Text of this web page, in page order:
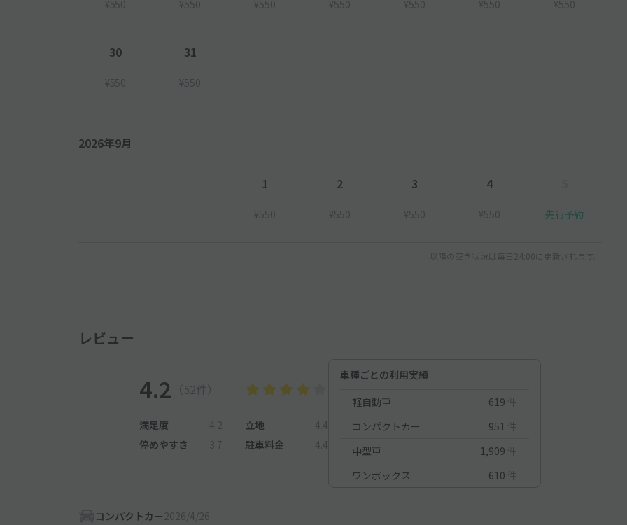
¥550 ¥550 ¥550 ¥550 ¥550 ¥550 ¥550
30
¥550
31
¥550
2026年9月
1
¥550
2
¥550
3
¥550
4
¥550 先行予約
以降の空き状況は毎日24:00に更新されます。
レビュー
4.2 （52件）
満足度 4.2 立地
4.4
停めやすさ
3.7 駐車料金 4.4
車種ごとの利用実績
軽自動車
619 件
コンパクトカー
951 件
中型車
1,909 件
ワンボックス
610 件
コンパクトカー 2026/4/26